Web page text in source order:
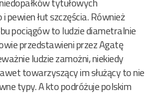
pewien łut szczęścia. Również
pociągów to ludzie diametralnie
przedstawieni przez Agatę
ludzie zamożni, niekiedy
towarzyszący im służący to nie
typy. A kto podróżuje polskim